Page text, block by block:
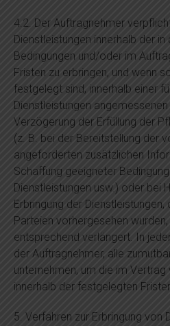
4.2. Der Auftragnehmer
Dienstleistungen innerhalb der
Bedingungen und/oder im
Fristen zu erbringen, und wenn
festgelegt sind, innerhalb einer
Dienstleistungen
Verzögerung der Erfüllung der
(z. B. bei der Bereitstellung der
angeforderten zusätzlichen
Schaffung geeigneter
Dienstleistungen usw.) oder bei
Erbringung der
Parteien vorhergesehen
entsprechend verlängert. In
der Auftragnehmer, alle
unternehmen, um die im
innerhalb der festgelegten
5. Verfahren zur Erbringung von